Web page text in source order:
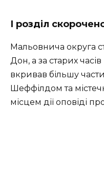
І розділ
Мальовнича округа
Дон, а за старих
вкривав більшу
Шеффілдом та
місцем дії оповіді